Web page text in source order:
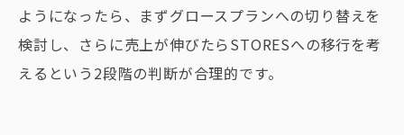
ようになったら、まずグロースプランへの切り替えを
検討し、さらに売上が伸びたらSTORESへの移行を考
えるという2段階の判断が合理的です。